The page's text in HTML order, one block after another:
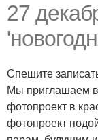
27
Спешите
Мы приглашаем
фотопроект в
фотопроект